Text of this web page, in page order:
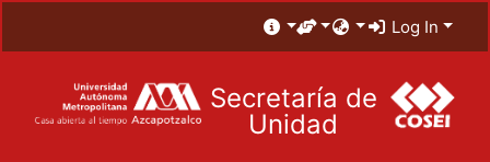
Log In
Secretaría de
Unidad